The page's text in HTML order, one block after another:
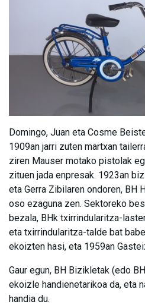
Domingo, Juan eta Cosme
1909an jarri zuten martxan
ziren Mauser motako pistolak
zituen jada enpresak. 1923an
eta Gerra Zibilaren ondoren, BH
oso ezaguna zen. Sektoreko
bezala, BHk txirrindularitza-
eta txirrindularitza-talde bat
ekoizten hasi, eta 1959an
Gaur egun, BH Bizikletak (edo
ekoizle handienetarikoa da, eta
handia du.